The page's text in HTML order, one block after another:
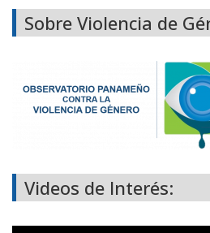
Sobre Violencia de
Videos de Interés: